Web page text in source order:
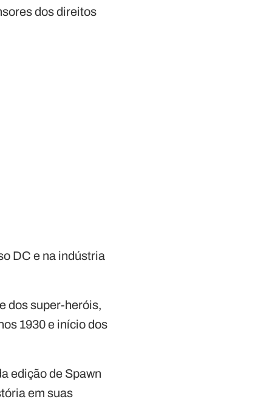
dos direitos
DC e na indústria
dos super-heróis,
1930 e início dos
edição de Spawn
em suas